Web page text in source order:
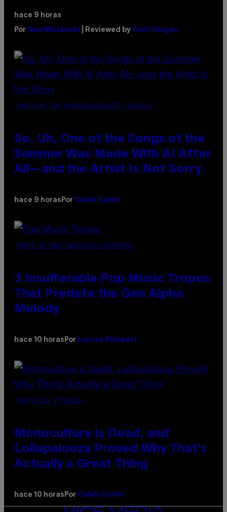
hace 9 horas
Por Sam Watanuki | Reviewed by Ysolt Usigan
(PHOTO BY TIM MOSENFELDER/GETTY IMAGES)
So, Uh, One of the Songs of the
Summer Was Made With AI After
All—and the Artist Is Not Sorry
hace 9 horas Por Caleb Catlin
(PHOTO BY MARC BROUSSELY/REDFERNS)
3 Insufferable Pop Music Tropes
That Predate the Gen Alpha
Melody
hace 10 horas Por Lauren Boisvert
(PHOTO VIA T-MOBILE)
Monoculture is Dead, and
Lollapalooza Proved Why That’s
Actually a Great Thing
hace 10 horas Por Caleb Catlin
VICE